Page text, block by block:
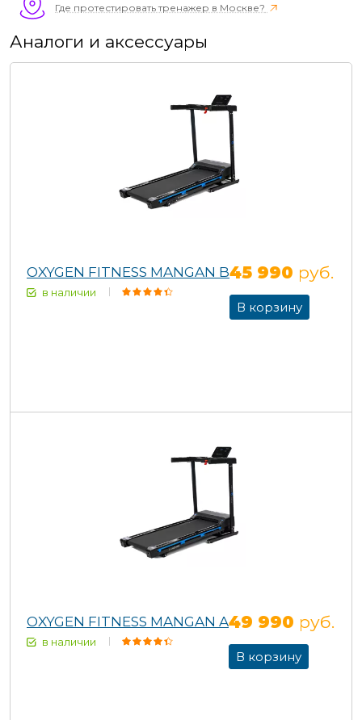
Где протестировать тренажер в Москве?
Аналоги и аксессуары
OXYGEN FITNESS MANGAN B
в наличии
45 990 руб.
В корзину
OXYGEN FITNESS MANGAN A
в наличии
49 990 руб.
В корзину